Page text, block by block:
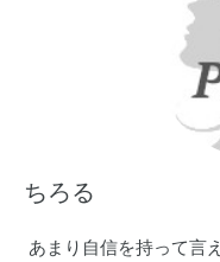
ちろる
あまり自信を持って言